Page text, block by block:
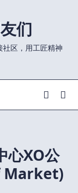
们
区，用工匠精神
心XO公
Market)